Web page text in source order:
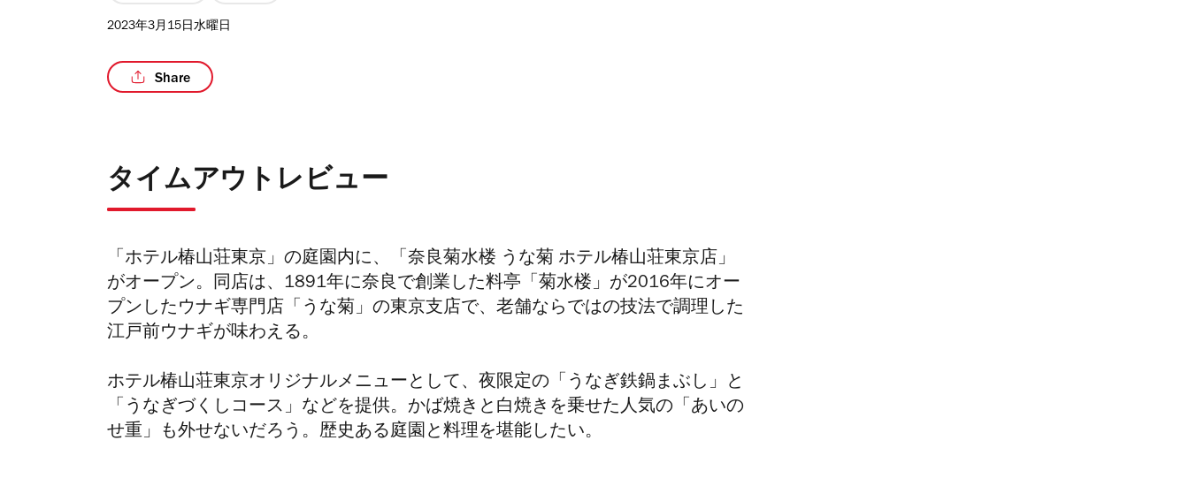
2023年3月15日水曜日
Share
タイムアウトレビュー
「ホテル椿山荘東京」の庭園内に、「奈良菊水楼 うな菊 ホテル椿山荘東京店」
がオープン。同店は、1891年に奈良で創業した料亭「菊水楼」が2016年にオー
プンしたウナギ専門店「うな菊」の東京支店で、老舗ならではの技法で調理した
江戸前ウナギが味わえる。
ホテル椿山荘東京オリジナルメニューとして、夜限定の「うなぎ鉄鍋まぶし」と
「うなぎづくしコース」などを提供。かば焼きと白焼きを乗せた人気の「あいの
せ重」も外せないだろう。歴史ある庭園と料理を堪能したい。